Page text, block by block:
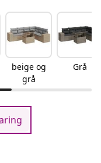
beige og
grå
Grå